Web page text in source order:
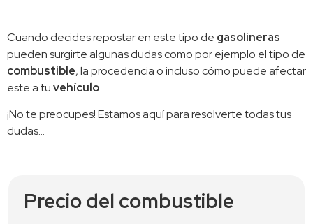
Cuando decides repostar en este tipo de gasolineras
combustible, la procedencia o incluso cómo puede afectar
este a tu vehículo.
¡No te preocupes! Estamos aquí para resolverte todas tus
dudas…
Precio del combustible